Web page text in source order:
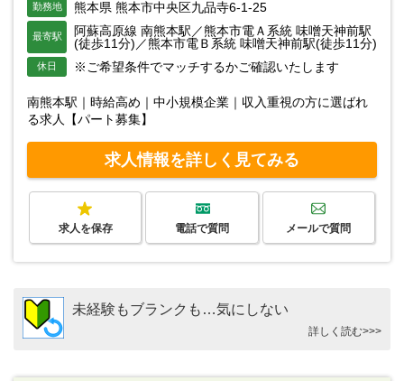
勤務地 熊本県 熊本市中央区九品寺6-1-25
最寄駅
阿蘇高原線 南熊本駅／熊本市電Ａ系統 味噌天神前駅
(徒歩11分)／熊本市電Ｂ系統 味噌天神前駅(徒歩11分)
休日 ※ご希望条件でマッチするかご確認いたします
南熊本駅｜時給高め｜中小規模企業｜収入重視の方に選ばれ
る求人【パート募集】
求人情報を詳しく見てみる
求人を保存 電話で質問 メールで質問
未経験もブランクも…気にしない
詳しく読む>>>